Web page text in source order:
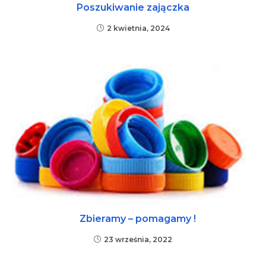
Poszukiwanie zajączka
2 kwietnia, 2024
Zbieramy – pomagamy !
23 września, 2022